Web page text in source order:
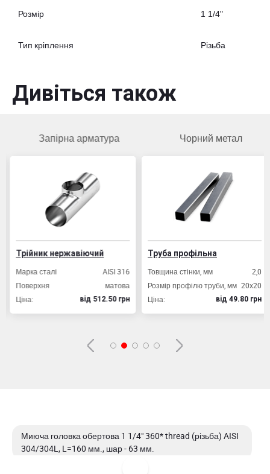
Розмір 1 1/4"
Тип кріплення Різьба
Дивіться також
Запірна арматура
Трійник нержавіючий
Марка сталі
AISI 316
Поверхня
матова
Ціна:
вiд 512.50 грн
Чорний метал
Труба профільна
Товщина стінки, мм
2,0
Розмір профілю труби, мм
20х20
Ціна:
вiд 49.80 грн
Миюча головка обертова 1 1/4" 360* thread (різьба) AISI
304/304L, L=160 мм., шар - 63 мм.